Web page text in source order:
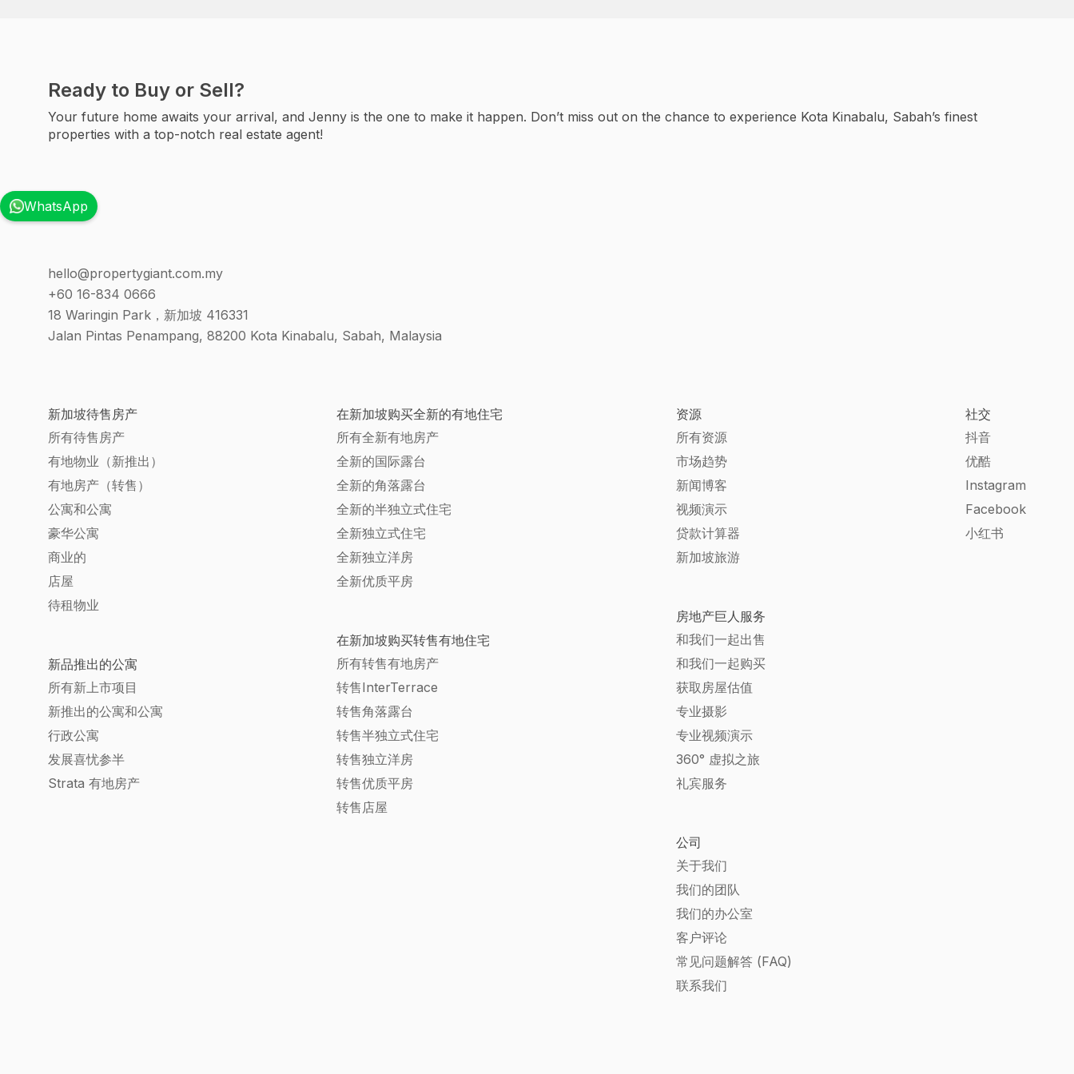
Ready to Buy or Sell?
Your future home awaits your arrival, and Jenny is the one to make it happen. Don’t miss out on the chance to experience Kota Kinabalu, Sabah’s finest
properties with a top-notch real estate agent!
WhatsApp
hello@propertygiant.com.my
+60 16-834 0666
18 Waringin Park，新加坡 416331
Jalan Pintas Penampang, 88200 Kota Kinabalu, Sabah, Malaysia
新加坡待售房产
所有待售房产
有地物业（新推出）
有地房产（转售）
公寓和公寓
豪华公寓
商业的
店屋
待租物业
新品推出的公寓
所有新上市项目
新推出的公寓和公寓
行政公寓
发展喜忧参半
Strata 有地房产
在新加坡购买全新的有地住宅
所有全新有地房产
全新的国际露台
全新的角落露台
全新的半独立式住宅
全新独立式住宅
全新独立洋房
全新优质平房
在新加坡购买转售有地住宅
所有转售有地房产
转售InterTerrace
转售角落露台
转售半独立式住宅
转售独立洋房
转售优质平房
转售店屋
资源
所有资源
市场趋势
新闻博客
视频演示
贷款计算器
新加坡旅游
房地产巨人服务
和我们一起出售
和我们一起购买
获取房屋估值
专业摄影
专业视频演示
360° 虚拟之旅
礼宾服务
公司
关于我们
我们的团队
我们的办公室
客户评论
常见问题解答 (FAQ)
联系我们
社交
抖音
优酷
Instagram
Facebook
小红书